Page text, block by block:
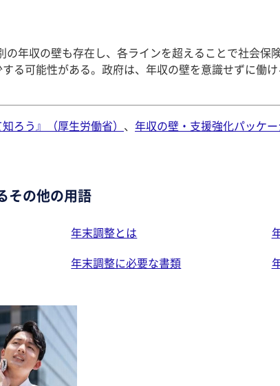
の年収の壁も存在し、各ラインを超えることで社会
る可能性がある。政府は、年収の壁を意識せずに
ろう』（厚生労働省） 、 年収の壁・支援強化パッケー
その他の用語
年末調整とは
年末調整に必要な書類